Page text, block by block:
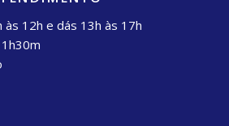
às 12h e dás 13h às 17h